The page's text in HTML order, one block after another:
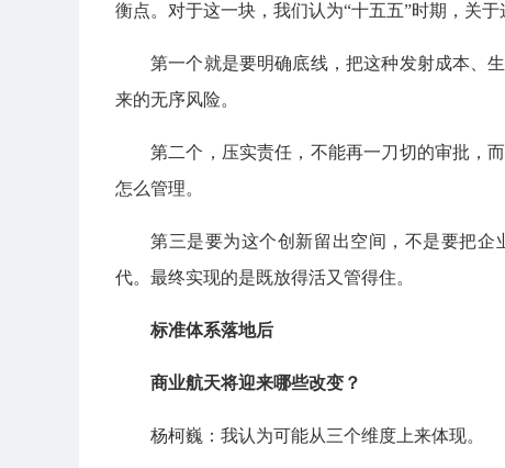
衡点。对于这一块，我们认为“十五五”时期，关
第一个就是要明确底线，把这种发射成本、
来的无序风险。
第二个，压实责任，不能再一刀切的审批，
怎么管理。
第三是要为这个创新留出空间，不是要把
代。最终实现的是既放得活又管得住。
标准体系落地后
商业航天将迎来哪些改变？
杨柯巍：我认为可能从三个维度上来体现。